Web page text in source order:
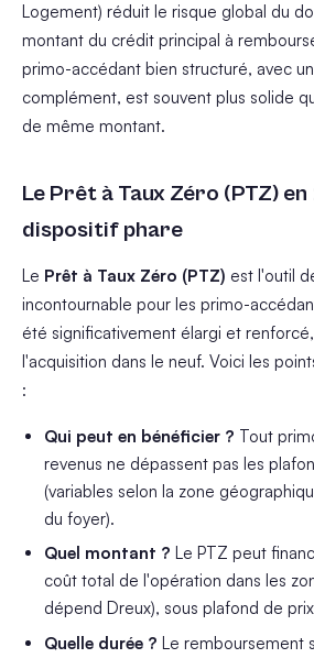
Logement) réduit le risque global du
montant du crédit principal à
primo-accédant bien structuré, avec
complément, est souvent plus solide
de même montant.
Le Prêt à Taux Zéro (PTZ)
dispositif phare
Le Prêt à Taux Zéro (PTZ) est l'outil
incontournable pour les primo-
été significativement élargi et
l'acquisition dans le neuf. Voici les
:
Qui peut en bénéficier ? Tout
revenus ne dépassent pas les
(variables selon la zone
du foyer).
Quel montant ? Le PTZ peut
coût total de l'opération dans les
dépend Dreux), sous plafond de
Quelle durée ? Le remboursement